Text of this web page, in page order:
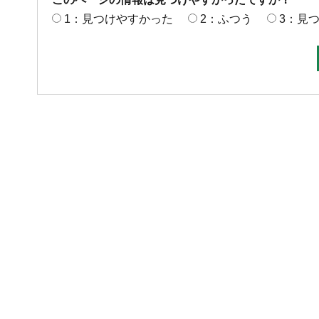
1：見つけやすかった
2：ふつう 3：見